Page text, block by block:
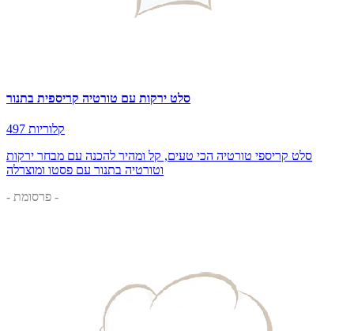
סלט ירקות עם טורטיה קריספית בתנור
497 קלוריות
סלט קריספי טורטיה הכי טעים, קל ומהיר להכנה עם מבחר ירקות
וטורטיה בתנור עם פסטו ומוצרלה
- פרסומת -